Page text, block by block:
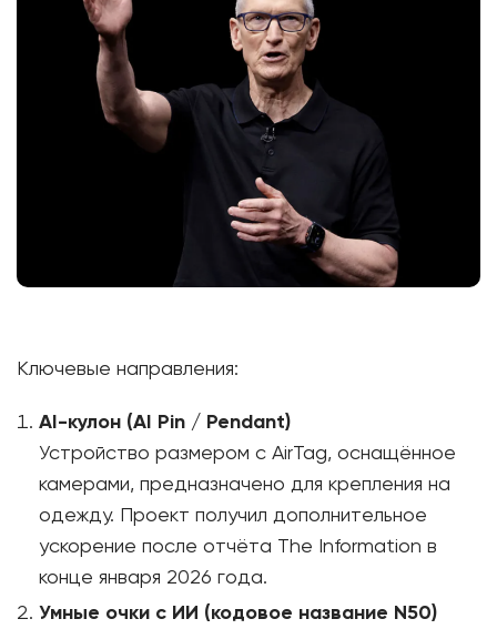
Ключевые направления:
AI-кулон (AI Pin / Pendant)
Устройство размером с AirTag, оснащённое
камерами, предназначено для крепления на
одежду. Проект получил дополнительное
ускорение после отчёта The Information в
конце января 2026 года.
Умные очки с ИИ (кодовое название N50)